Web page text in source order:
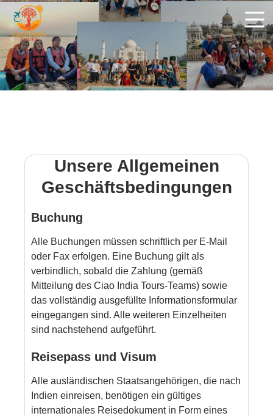
Unsere Allgemeinen
Geschäftsbedingungen
Buchung
Alle Buchungen müssen schriftlich per E-Mail
oder Fax erfolgen. Eine Buchung gilt als
verbindlich, sobald die Zahlung (gemäß
Mitteilung des Ciao India Tours-Teams) sowie
das vollständig ausgefüllte Informationsformular
eingegangen sind. Alle weiteren Einzelheiten
sind nachstehend aufgeführt.
Reisepass und Visum
Alle ausländischen Staatsangehörigen, die nach
Indien einreisen, benötigen ein gültiges
internationales Reisedokument in Form eines